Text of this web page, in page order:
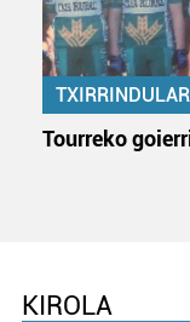
Tourreko
KIROLA